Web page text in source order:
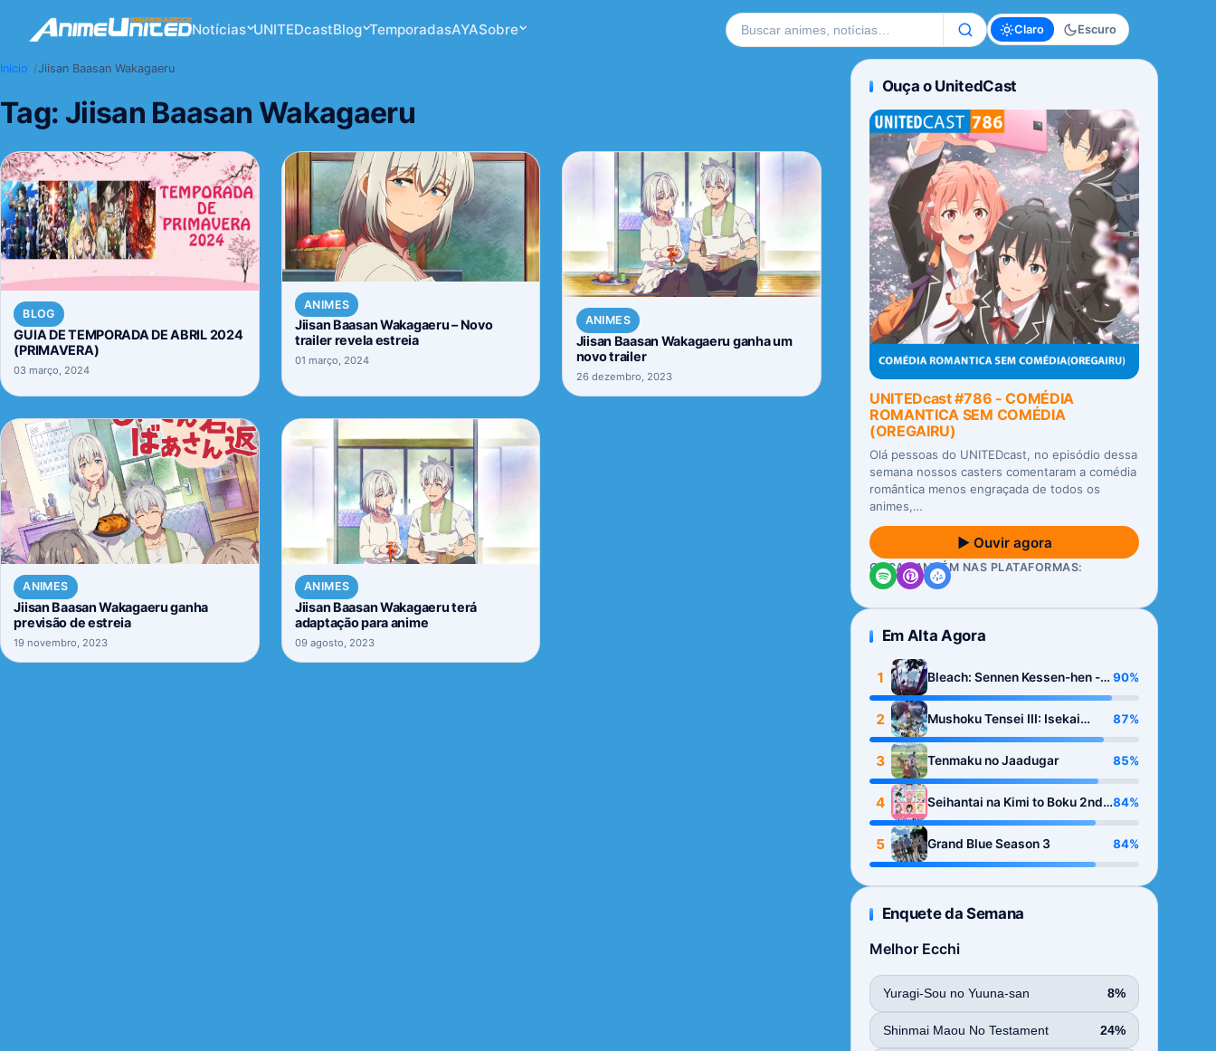
Notícias UNITEDcastBlog TemporadasAYASobre Buscar no site Claro Escuro
Início Jiisan Baasan Wakagaeru
Tag: Jiisan Baasan Wakagaeru
BLOG
GUIA DE TEMPORADA DE ABRIL 2024
(PRIMAVERA)
03 março, 2024
ANIMES
Jiisan Baasan Wakagaeru – Novo
trailer revela estreia
01 março, 2024
ANIMES
Jiisan Baasan Wakagaeru ganha um
novo trailer
26 dezembro, 2023
ANIMES
Jiisan Baasan Wakagaeru ganha
previsão de estreia
19 novembro, 2023
ANIMES
Jiisan Baasan Wakagaeru terá
adaptação para anime
09 agosto, 2023
Ouça o UnitedCast
UNITEDcast #786 - COMÉDIA
ROMANTICA SEM COMÉDIA
(OREGAIRU)
Olá pessoas do UNITEDcast, no episódio dessa
semana nossos casters comentaram a comédia
romântica menos engraçada de todos os
animes,…
▶ Ouvir agora
OUÇA TAMBÉM NAS PLATAFORMAS:
Em Alta Agora
1
Bleach: Sennen Kessen-hen -
Kashin-tan
90%
2
Mushoku Tensei III: Isekai
Ittara Honki Dasu
87%
3 Tenmaku no Jaadugar 85%
4
Seihantai na Kimi to Boku 2nd
Season
84%
5 Grand Blue Season 3 84%
Enquete da Semana
Melhor Ecchi
Yuragi-Sou no Yuuna-san 8%
Shinmai Maou No Testament 24%